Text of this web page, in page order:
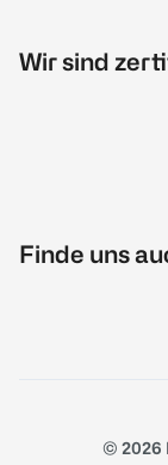
Wir sind
Finde uns
© 2026